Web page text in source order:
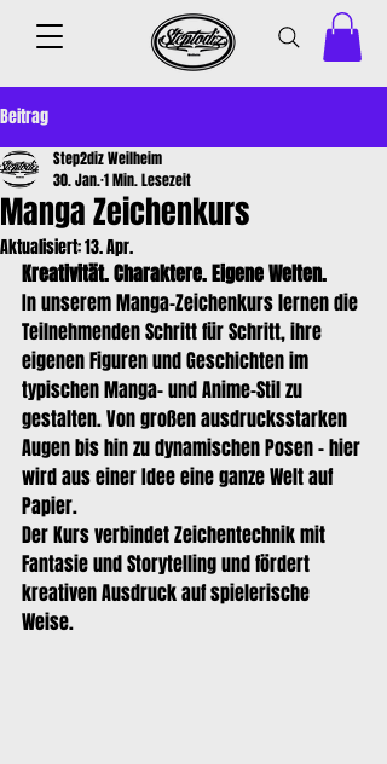
Beitrag
Manga Zeichenkurs
Step2diz Weilheim
30. Jan.1 Min. Lesezeit
Aktualisiert:13. Apr.
Kreativität. Charaktere. Eigene Welten.
In unserem Manga-Zeichenkurs lernen die
Teilnehmenden Schritt für Schritt, ihre
eigenen Figuren und Geschichten im
typischen Manga- und Anime-Stil zu
gestalten. Von großen ausdrucksstarken
Augen bis hin zu dynamischen Posen – hier
wird aus einer Idee eine ganze Welt auf
Papier.
Der Kurs verbindet Zeichentechnik mit
Fantasie und Storytelling und fördert
kreativen Ausdruck auf spielerische
Weise.